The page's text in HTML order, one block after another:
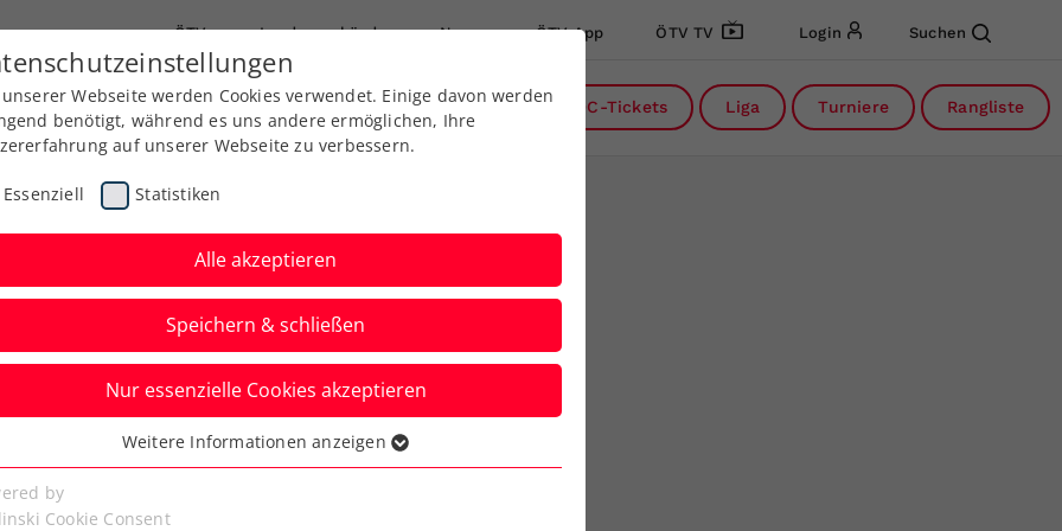
ÖTV Landesverbände News ÖTV App ÖTV TV Login Suchen
Ausbildung Services Über uns Kreise DC-Tickets Liga Turniere Rangliste
by EVN: Neumayer
Webseite werden Cookies verwendet. Einige davon werden
benötigt, während es uns andere ermöglichen, Ihre
auf unserer Webseite zu verbessern.
Essenziell Statistiken
Alle akzeptieren
Speichern & schließen
Nur essenzielle Cookies akzeptieren
Cookies werden für grundlegende Funktionen der
benötigt. Dadurch ist gewährleistet, dass die Webseite
Weitere Informationen anzeigen
by
Cookie Consent